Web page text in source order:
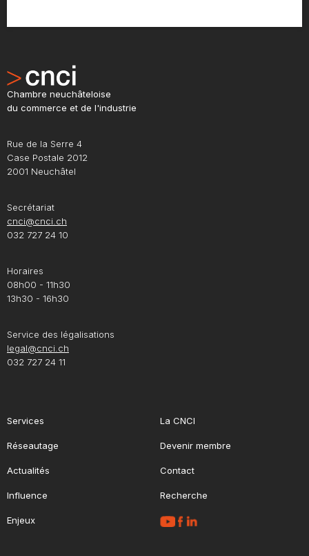
Chambre neuchâteloise
du commerce et de l'industrie
Rue de la Serre 4
Case Postale 2012
2001 Neuchâtel
Secrétariat
cnci@cnci.ch
032 727 24 10
Horaires
08h00 - 11h30
13h30 - 16h30
Service des légalisations
legal@cnci.ch
032 727 24 11
Services
Réseautage
Actualités
Influence
Enjeux
La CNCI
Devenir membre
Contact
Recherche